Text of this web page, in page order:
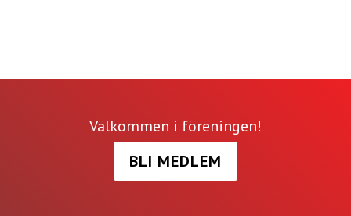
Välkommen i föreningen!
BLI MEDLEM